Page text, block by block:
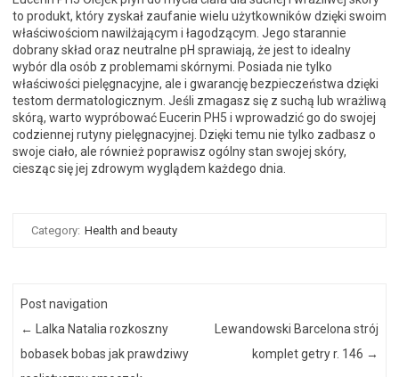
to produkt, który zyskał zaufanie wielu użytkowników dzięki swoim
właściwościom nawilżającym i łagodzącym. Jego starannie
dobrany skład oraz neutralne pH sprawiają, że jest to idealny
wybór dla osób z problemami skórnymi. Posiada nie tylko
właściwości pielęgnacyjne, ale i gwarancję bezpieczeństwa dzięki
testom dermatologicznym. Jeśli zmagasz się z suchą lub wrażliwą
skórą, warto wypróbować Eucerin PH5 i wprowadzić go do swojej
codziennej rutyny pielęgnacyjnej. Dzięki temu nie tylko zadbasz o
swoje ciało, ale również poprawisz ogólny stan swojej skóry,
ciesząc się jej zdrowym wyglądem każdego dnia.
Category: Health and beauty
Post navigation
← Lalka Natalia rozkoszny
bobasek bobas jak prawdziwy
Lewandowski Barcelona strój
komplet getry r. 146 →